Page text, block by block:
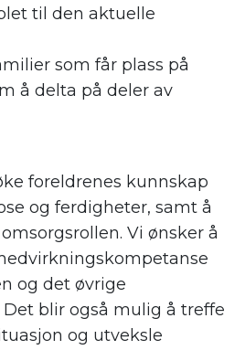
til den aktuelle
som får plass på
å delta på deler av
foreldrenes kunnskap
og ferdigheter, samt å
Vi ønsker å
og det øvrige
blir også mulig å treffe
og utveksle